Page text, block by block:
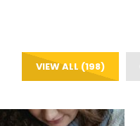
VIEW ALL (198)